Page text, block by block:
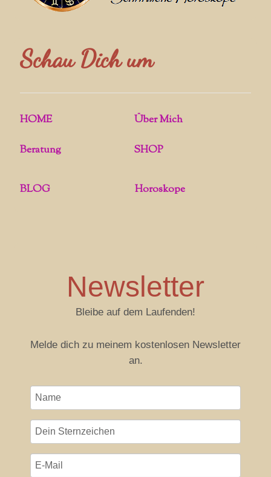
Schau Dich um
HOME Über Mich
Beratung SHOP
BLOG Horoskope
Newsletter
Bleibe auf dem Laufenden!
Melde dich zu meinem kostenlosen Newsletter
an.